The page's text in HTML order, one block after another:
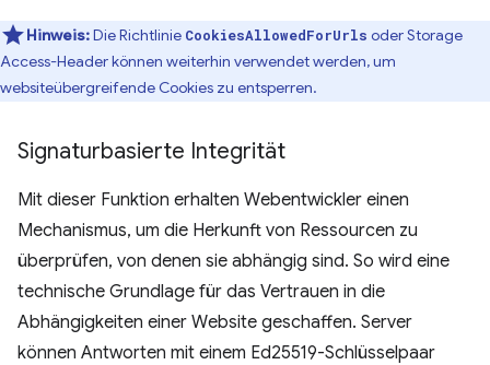
Hinweis:Die Richtlinie CookiesAllowedForUrls oder Storage
Access-Header können weiterhin verwendet werden, um
websiteübergreifende Cookies zu entsperren.
Signaturbasierte Integrität
Mit dieser Funktion erhalten Webentwickler einen
Mechanismus, um die Herkunft von Ressourcen zu
überprüfen, von denen sie abhängig sind. So wird eine
technische Grundlage für das Vertrauen in die
Abhängigkeiten einer Website geschaffen. Server
können Antworten mit einem Ed25519-Schlüsselpaar